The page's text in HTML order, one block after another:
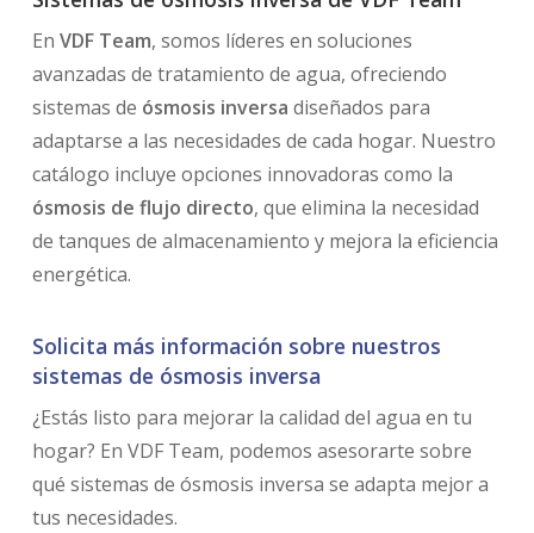
En VDF Team, somos líderes en soluciones
avanzadas de tratamiento de agua, ofreciendo
sistemas de ósmosis inversa diseñados para
adaptarse a las necesidades de cada hogar. Nuestro
catálogo incluye opciones innovadoras como la
ósmosis de flujo directo, que elimina la necesidad
de tanques de almacenamiento y mejora la eficiencia
energética.
Solicita más información sobre nuestros
sistemas de ósmosis inversa
¿Estás listo para mejorar la calidad del agua en tu
hogar? En VDF Team, podemos asesorarte sobre
qué sistemas de ósmosis inversa se adapta mejor a
tus necesidades.